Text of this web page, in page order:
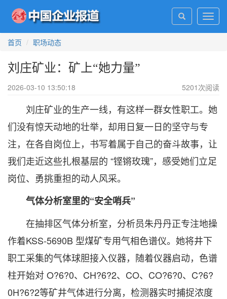
首页
职场动态
刘庄矿业：矿上“她力量”
2026-03-10 13:50:18 5201 次阅读
刘庄矿业的生产一线，有这样一群女性职工。她
们没有惊天动地的壮举，却用日复一日的坚守与专
注，在各自岗位上，书写着属于自己的奋斗故事，让
我们走近这些扎根基层的 “铿锵玫瑰”，感受她们立足
岗位、勇挑重担的动人风采。
气体分析室里的“安全哨兵”
在抽排区气体分析室，分析员朱丹丹正专注地操
作着KSS-5690B 型煤矿专用气相色谱仪。她将井下
职工采集的气体球胆接入仪器，随着仪器启动，色谱
柱开始对 O?6?0、CH?6?2、CO、CO?6?0、C?6?
0H?6?2等矿井气体进行分离，检测器实时捕捉浓度